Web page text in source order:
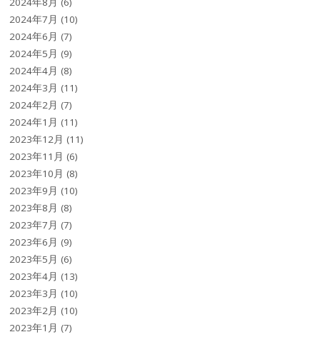
2024年7月 (10)
2024年6月 (7)
2024年5月 (9)
2024年4月 (8)
2024年3月 (11)
2024年2月 (7)
2024年1月 (11)
2023年12月 (11)
2023年11月 (6)
2023年10月 (8)
2023年9月 (10)
2023年8月 (8)
2023年7月 (7)
2023年6月 (9)
2023年5月 (6)
2023年4月 (13)
2023年3月 (10)
2023年2月 (10)
2023年1月 (7)